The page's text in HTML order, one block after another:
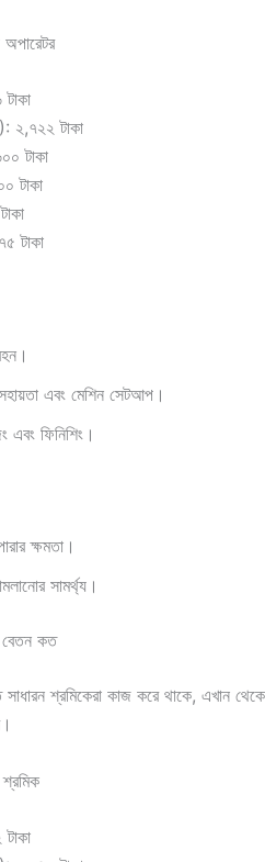
অপারেটর
২,৭২২ টাকা
টাকা
টাকা
টাকা
এবং মেশিন সেটআপ।
এবং ফিনিশিং।
ক্ষমতা।
সামর্থ্য।
বেতন কত
শ্রমিকেরা কাজ করে থাকে, এখান
শ্রমিক